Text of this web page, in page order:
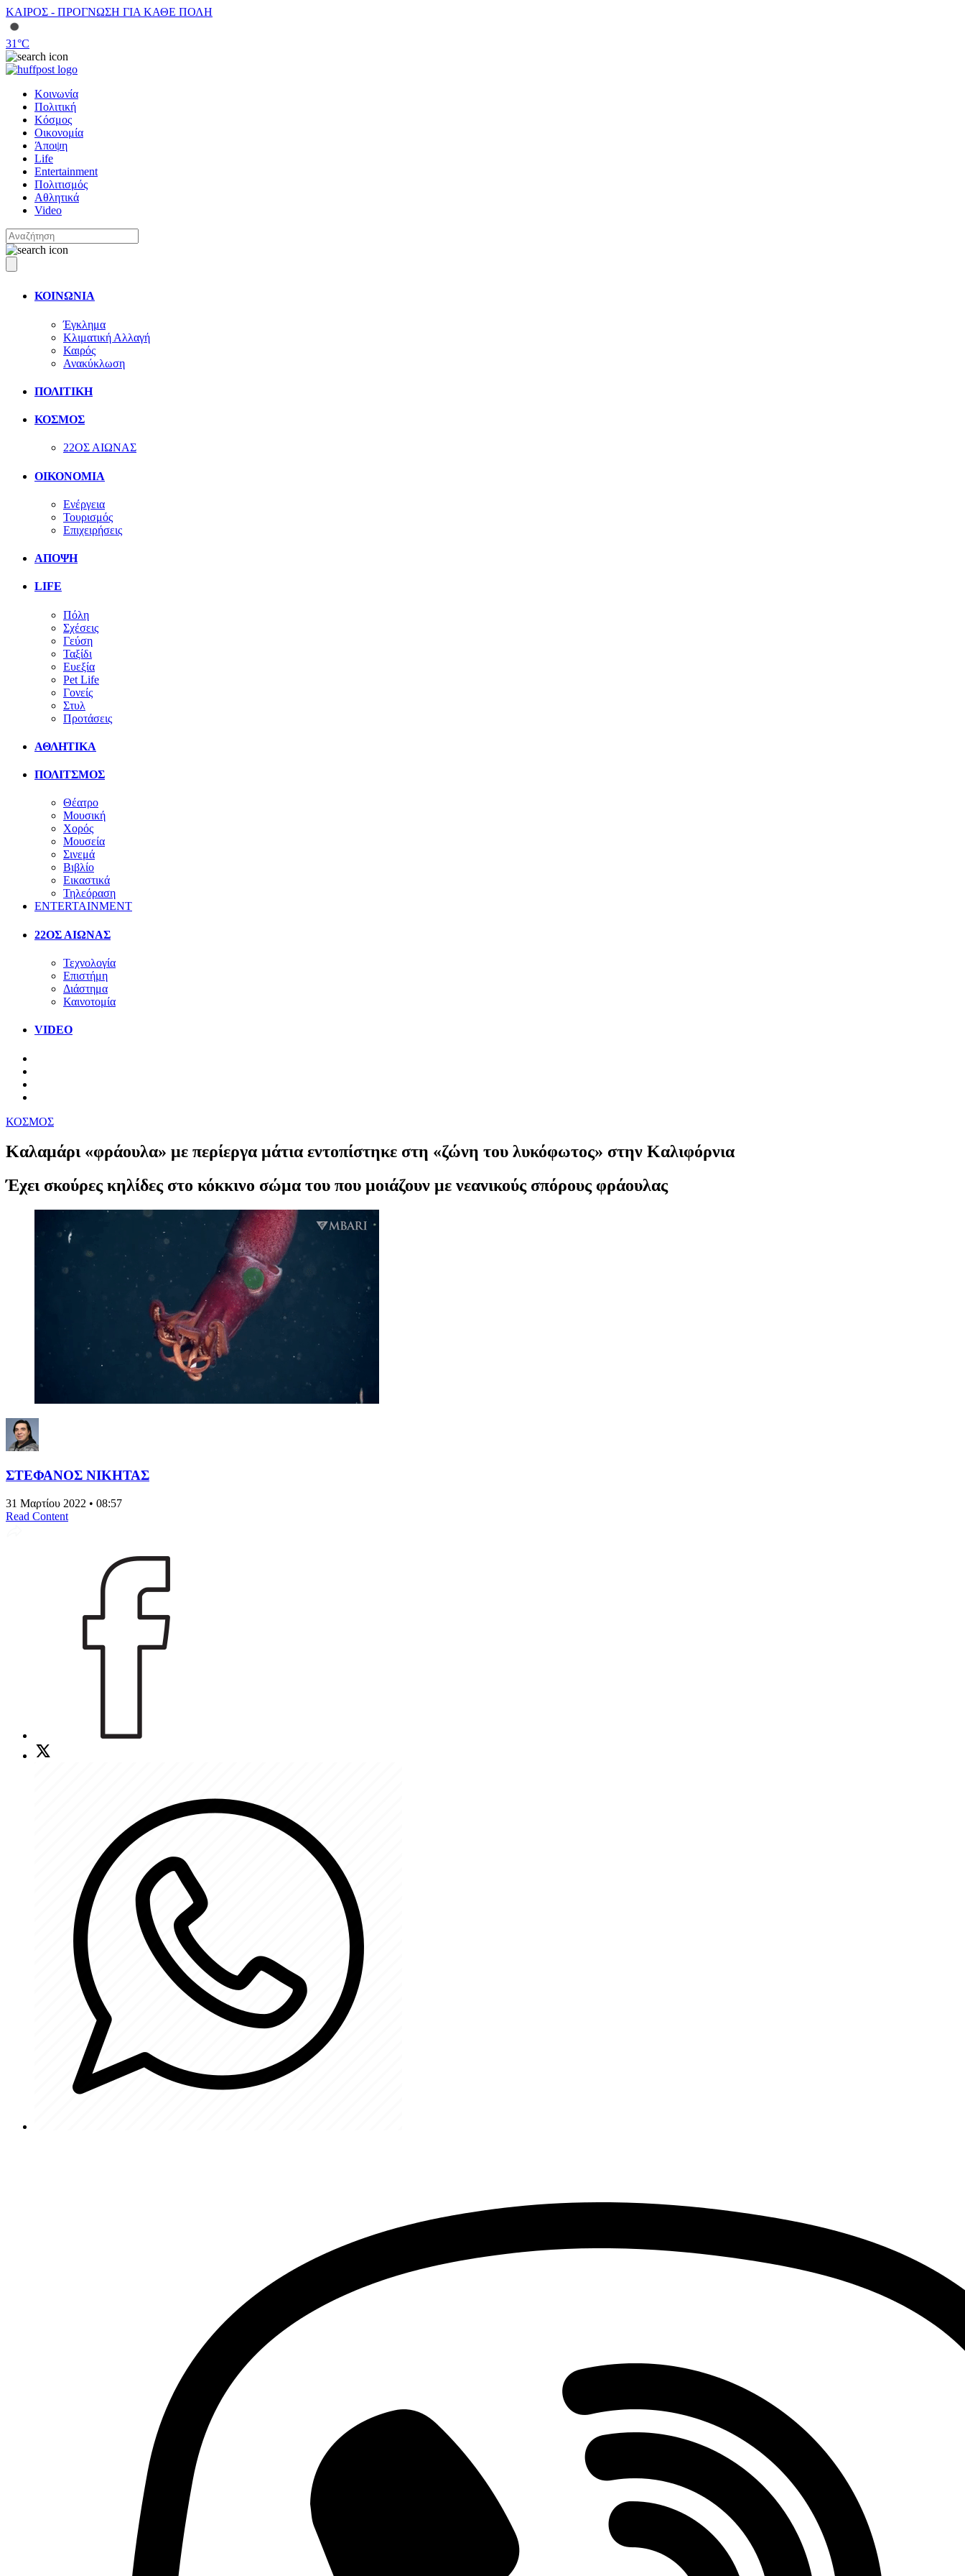
ΚΑΙΡΟΣ - ΠΡΟΓΝΩΣΗ ΓΙΑ ΚΑΘΕ ΠΟΛΗ
31°C
Κοινωνία
Πολιτική
Κόσμος
Οικονομία
Άποψη
Life
Entertainment
Πολιτισμός
Αθλητικά
Video
ΚΟΙΝΩΝΙΑ
Έγκλημα
Κλιματική Αλλαγή
Καιρός
Ανακύκλωση
ΠΟΛΙΤΙΚΗ
ΚΟΣΜΟΣ
22ΟΣ ΑΙΩΝΑΣ
ΟΙΚΟΝΟΜΙΑ
Ενέργεια
Τουρισμός
Επιχειρήσεις
ΑΠΟΨΗ
LIFE
Πόλη
Σχέσεις
Γεύση
Ταξίδι
Ευεξία
Pet Life
Γονείς
Στυλ
Προτάσεις
ΑΘΛΗΤΙΚΑ
ΠΟΛΙΤΣΜΟΣ
Θέατρο
Μουσική
Χορός
Μουσεία
Σινεμά
Βιβλίο
Εικαστικά
Τηλεόραση
ENTERTAINMENT
22ΟΣ ΑΙΩΝΑΣ
Τεχνολογία
Επιστήμη
Διάστημα
Καινοτομία
VIDEO
ΚΟΣΜΟΣ
Καλαμάρι «φράουλα» με περίεργα μάτια εντοπίστηκε στη «ζώνη του λυκόφωτος» στην Καλιφόρνια
Έχει σκούρες κηλίδες στο κόκκινο σώμα του που μοιάζουν με νεανικούς σπόρους φράουλας
ΣΤΕΦΑΝΟΣ ΝΙΚΗΤΑΣ
31 Μαρτίου 2022 • 08:57
Read Content